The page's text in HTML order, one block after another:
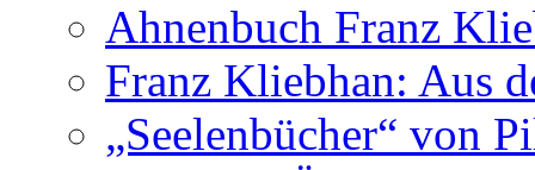
Ahnenbuch Franz
Franz Kliebhan: Aus
„Seelenbücher“ von